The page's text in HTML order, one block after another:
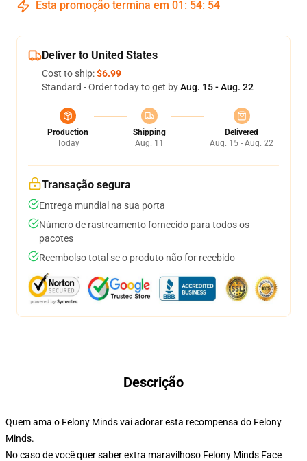
Esta promoção termina em 01 : 54: 54
Deliver to United States
Cost to ship:$6.99
Standard - Order today to get byAug. 15 - Aug. 22
Production
Today
Shipping
Aug. 11
Delivered
Aug. 15 - Aug. 22
Transação segura
Entrega mundial na sua porta
Número de rastreamento fornecido para todos os
pacotes
Reembolso total se o produto não for recebido
Descrição
Quem ama o Felony Minds vai adorar esta recompensa do Felony
Minds.
No caso de você quer saber extra maravilhoso Felony Minds Face